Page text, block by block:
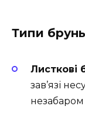
Типи
Листкові
зав’язі
незабаром